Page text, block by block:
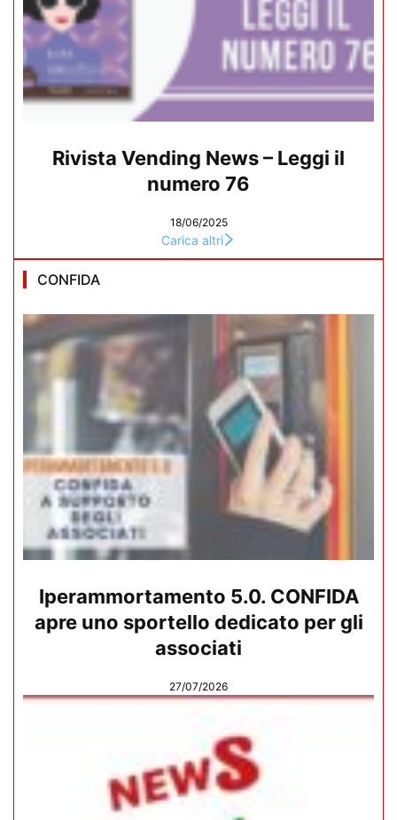
Rivista Vending News – Leggi il
numero 76
18/06/2025
Carica altri
CONFIDA
Iperammortamento 5.0. CONFIDA
apre uno sportello dedicato per gli
associati
27/07/2026